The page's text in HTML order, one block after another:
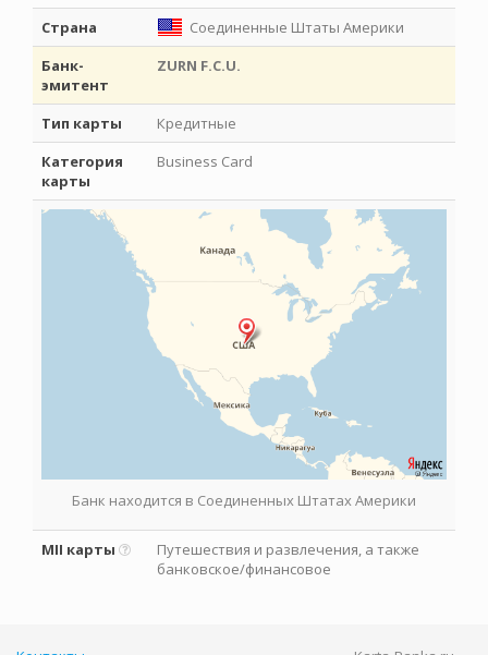
Страна
Соединенные Штаты Америки
Банк-
эмитент
ZURN F.C.U.
Тип карты
Кредитные
Категория
карты
Business Card
Банк находится в Соединенных Штатах Америки
MII карты
Путешествия и развлечения, а также
банковское/финансовое